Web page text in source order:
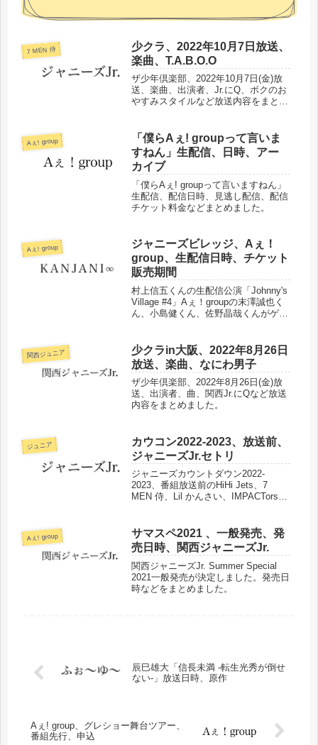
7 MEN 侍
少クラ、2022年10月7日放送、
楽曲、T.A.B.O.O
ザ少年倶楽部、2022年10月7日(金)放
送、楽曲、出演者、Jr.にQ、ボクのお
やすみスタイルなど放送内容をまとめ
Aぇ! group
「僕らAぇ! groupって言いま
すねん」生配信、日時、アー
カイブ
「僕らAぇ! groupって言いますねん」
生配信、配信日時、見逃し配信、配信
チケット料金などまとめました。
Aぇ! group
ジャニーズビレッジ、Aぇ！
group、生配信日時、チケット
販売期間
村上信五くんの生配信公演「Johnny's
Village #4」Aぇ！groupの末澤誠也く
ん、小島健くん、佐野晶哉くんがゲス
関西ジュニア
少クラin大阪、2022年8月26日
放送、楽曲、なにわ男子
ザ少年倶楽部、2022年8月26日(金)放
送、出演者、曲、関西Jr.にQなど放送
内容をまとめました。
ジュニア
カウコン2022-2023、放送前、
ジャニーズJr.セトリ
ジャニーズカウントダウン2022-
2023、番組放送前のHiHi Jets、7
MEN 侍、Lil かんさい、IMPACTors、
Aぇ! group
サマスペ2021 、一般発売、発
売日時、関西ジャニーズJr.
関西ジャニーズJr. Summer Special
2021一般発売が決定しました。発売日
時などをまとめました。
辰巳雄大「信長未満 -転生光秀が倒せ
ない-」放送日時、原作
Aぇ! group、グレショー舞台ツアー、
番組先行、申込